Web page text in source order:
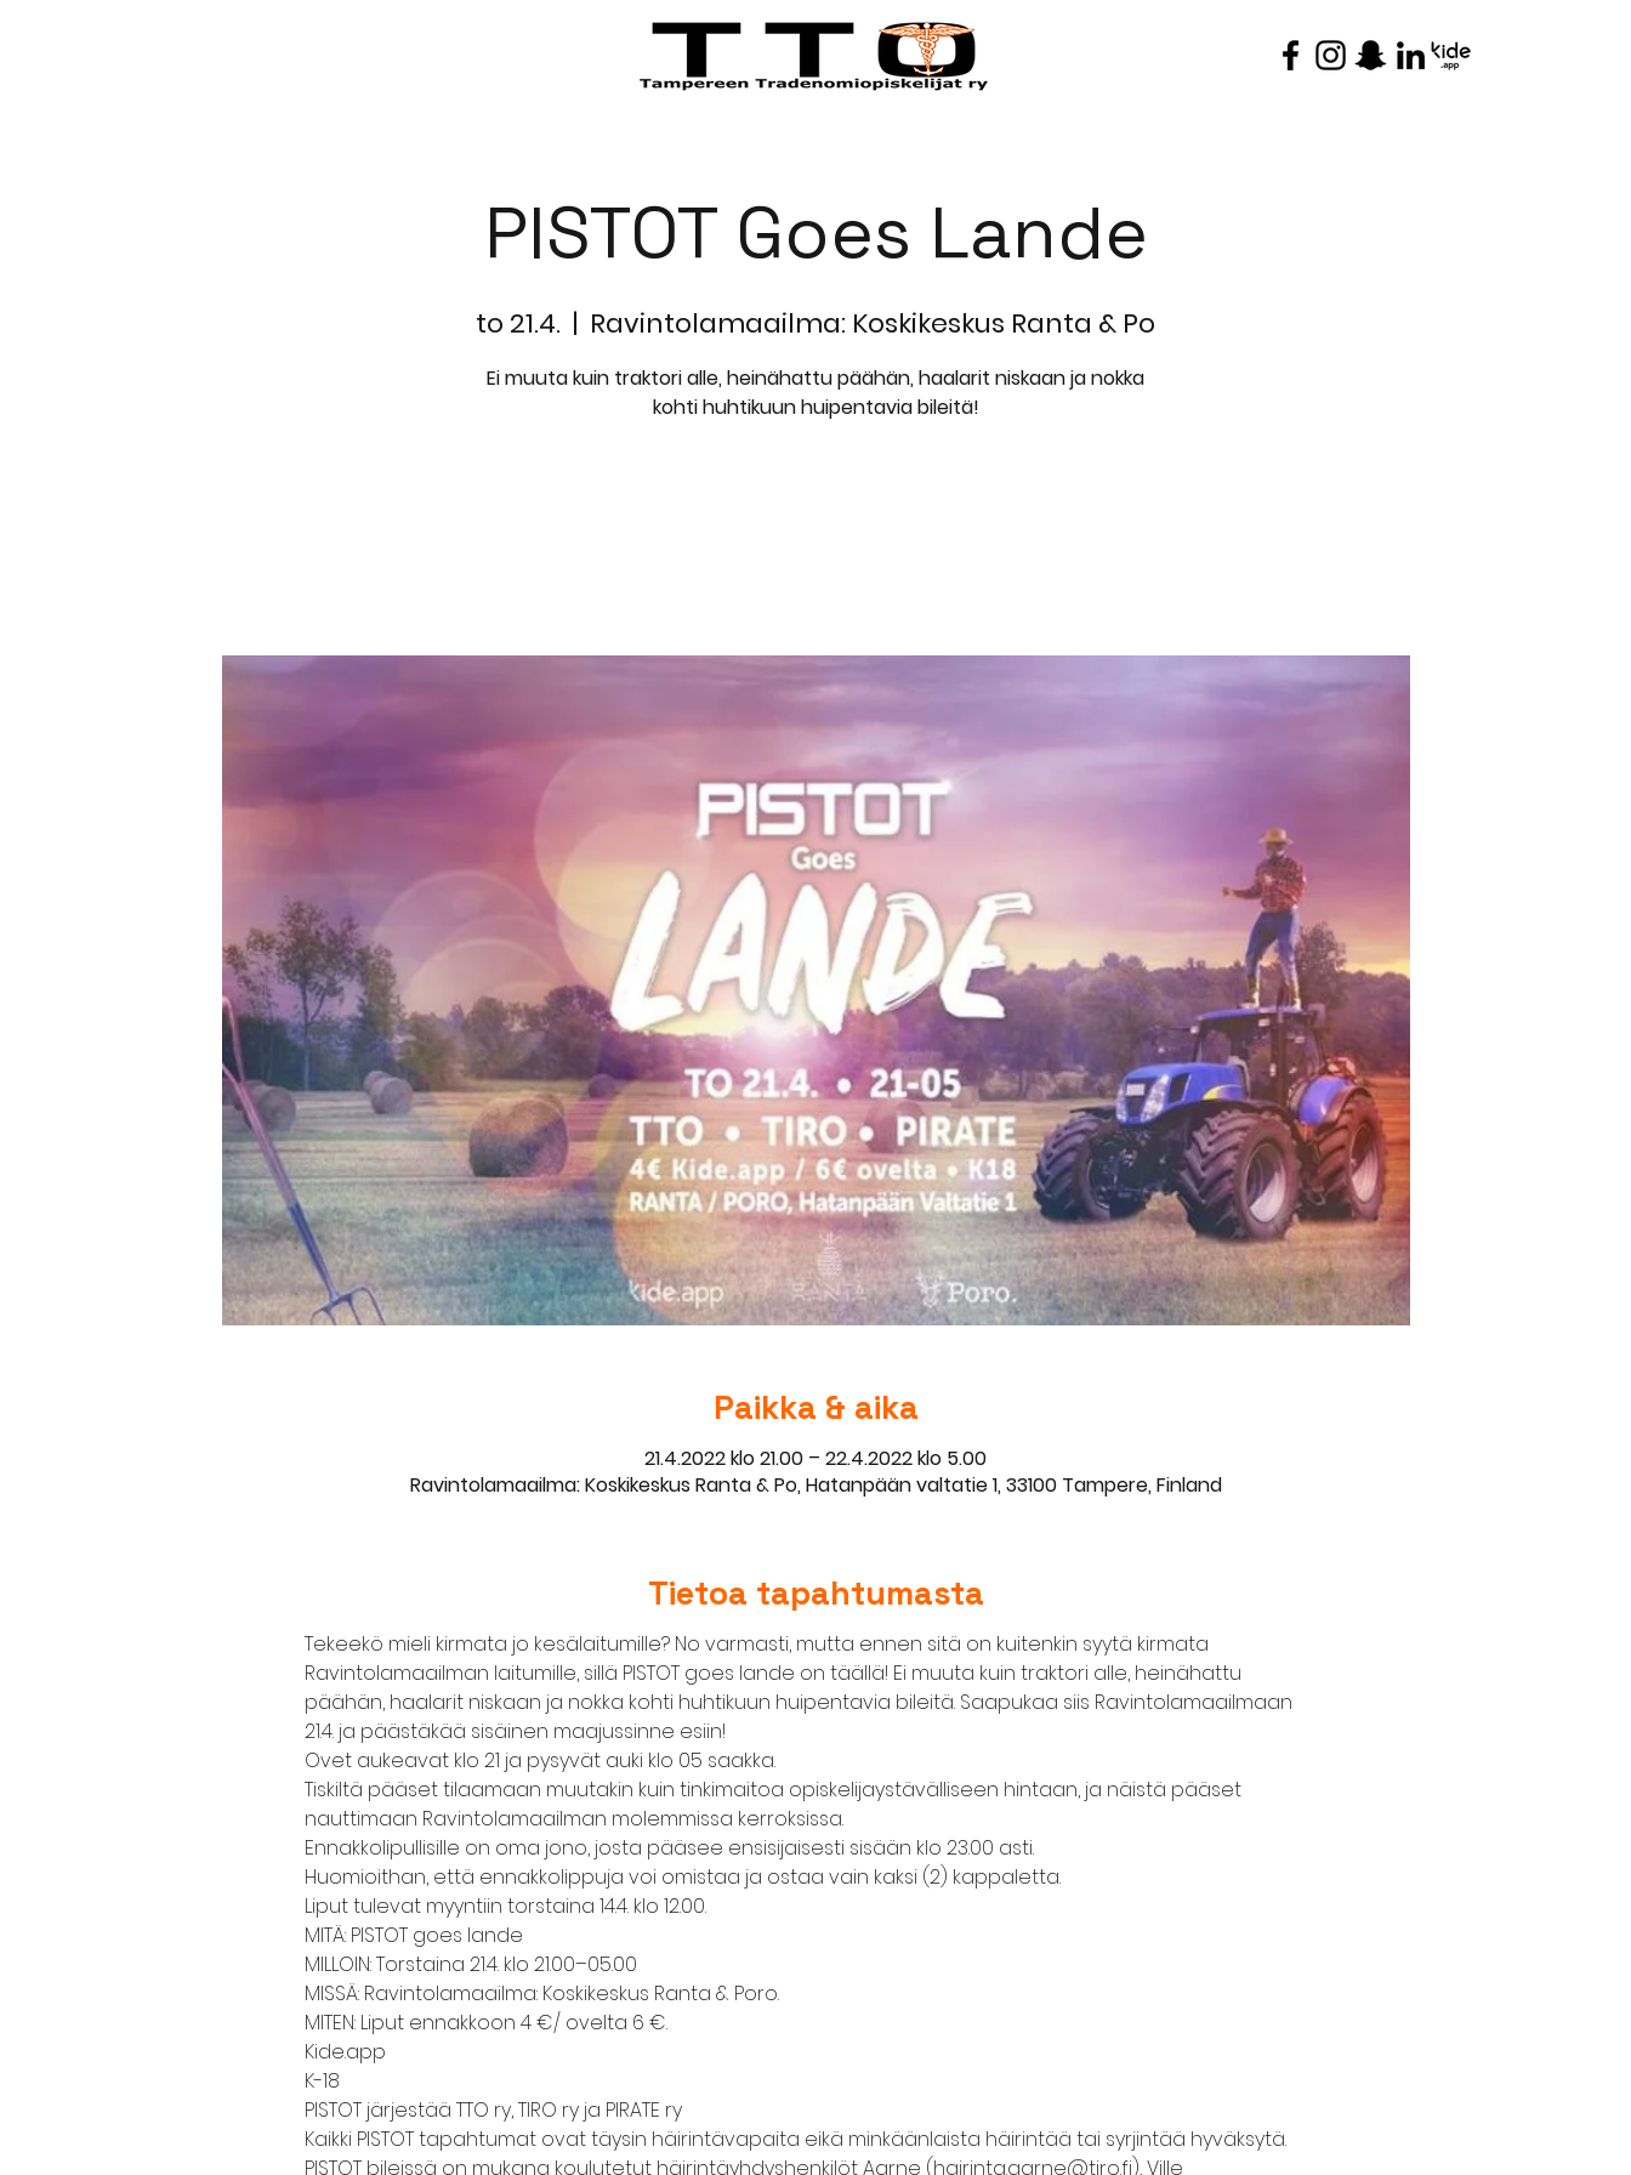
PISTOT Goes Lande
to 21.4.
  |
Ravintolamaailma: Koskikeskus Ranta & Po
Ei muuta kuin traktori alle, heinähattu päähän, haalarit niskaan ja nokka
kohti huhtikuun huipentavia bileitä!
Paikka & aika
21.4.2022 klo 21.00 – 22.4.2022 klo 5.00
Ravintolamaailma: Koskikeskus Ranta & Po, Hatanpään valtatie 1, 33100 Tampere, Finland
Tietoa tapahtumasta
Tekeekö mieli kirmata jo kesälaitumille? No varmasti, mutta ennen sitä on kuitenkin syytä kirmata
Ravintolamaailman laitumille, sillä PISTOT goes lande on täällä! Ei muuta kuin traktori alle, heinähattu
päähän, haalarit niskaan ja nokka kohti huhtikuun huipentavia bileitä. Saapukaa siis Ravintolamaailmaan
21.4. ja päästäkää sisäinen maajussinne esiin!
Ovet aukeavat klo 21 ja pysyvät auki klo 05 saakka.
Tiskiltä pääset tilaamaan muutakin kuin tinkimaitoa opiskelijaystävälliseen hintaan, ja näistä pääset
nauttimaan Ravintolamaailman molemmissa kerroksissa.
Ennakkolipullisille on oma jono, josta pääsee ensisijaisesti sisään klo 23.00 asti.
Huomioithan, että ennakkolippuja voi omistaa ja ostaa vain kaksi (2) kappaletta.
Liput tulevat myyntiin torstaina 14.4. klo 12.00.
MITÄ: PISTOT goes lande
MILLOIN: Torstaina 21.4. klo 21.00–05.00
MISSÄ: Ravintolamaailma: Koskikeskus Ranta & Poro.
MITEN: Liput ennakkoon 4 €/ ovelta 6 €.
Kide.app
K-18
PISTOT järjestää TTO ry, TIRO ry ja PIRATE ry
Kaikki PISTOT tapahtumat ovat täysin häirintävapaita eikä minkäänlaista häirintää tai syrjintää hyväksytä.
PISTOT bileissä on mukana koulutetut häirintäyhdyshenkilöt Aarne (hairinta.aarne@tiro.fi), Ville